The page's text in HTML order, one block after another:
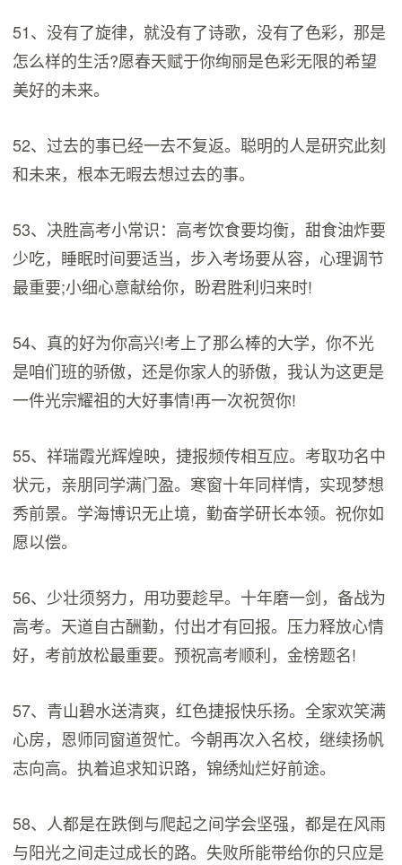
51、没有了旋律，就没有了诗歌，没有了色彩，那是
怎么样的生活?愿春天赋于你绚丽是色彩无限的希望
美好的未来。
52、过去的事已经一去不复返。聪明的人是研究此刻
和未来，根本无暇去想过去的事。
53、决胜高考小常识：高考饮食要均衡，甜食油炸要
少吃，睡眠时间要适当，步入考场要从容，心理调节
最重要;小细心意献给你，盼君胜利归来时!
54、真的好为你高兴!考上了那么棒的大学，你不光
是咱们班的骄傲，还是你家人的骄傲，我认为这更是
一件光宗耀祖的大好事情!再一次祝贺你!
55、祥瑞霞光辉煌映，捷报频传相互应。考取功名中
状元，亲朋同学满门盈。寒窗十年同样情，实现梦想
秀前景。学海博识无止境，勤奋学研长本领。祝你如
愿以偿。
56、少壮须努力，用功要趁早。十年磨一剑，备战为
高考。天道自古酬勤，付出才有回报。压力释放心情
好，考前放松最重要。预祝高考顺利，金榜题名!
57、青山碧水送清爽，红色捷报快乐扬。全家欢笑满
心房，恩师同窗道贺忙。今朝再次入名校，继续扬帆
志向高。执着追求知识路，锦绣灿烂好前途。
58、人都是在跌倒与爬起之间学会坚强，都是在风雨
与阳光之间走过成长的路。失败所能带给你的只应是